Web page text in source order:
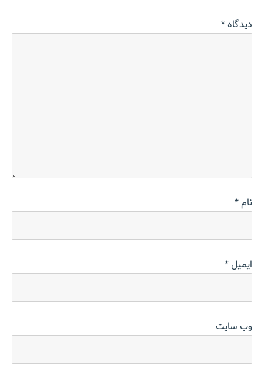
دیدگاه*
نام*
ایمیل*
وب‌ سایت